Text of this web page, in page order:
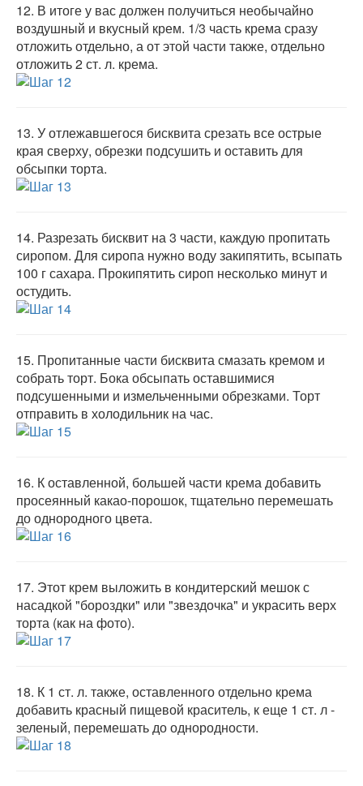
12. В итоге у вас должен получиться необычайно
воздушный и вкусный крем. 1/3 часть крема сразу
отложить отдельно, а от этой части также, отдельно
отложить 2 ст. л. крема.
13. У отлежавшегося бисквита срезать все острые
края сверху, обрезки подсушить и оставить для
обсыпки торта.
14. Разрезать бисквит на 3 части, каждую пропитать
сиропом. Для сиропа нужно воду закипятить, всыпать
100 г сахара. Прокипятить сироп несколько минут и
остудить.
15. Пропитанные части бисквита смазать кремом и
собрать торт. Бока обсыпать оставшимися
подсушенными и измельченными обрезками. Торт
отправить в холодильник на час.
16. К оставленной, большей части крема добавить
просеянный какао-порошок, тщательно перемешать
до однородного цвета.
17. Этот крем выложить в кондитерский мешок с
насадкой "бороздки" или "звездочка" и украсить верх
торта (как на фото).
18. К 1 ст. л. также, оставленного отдельно крема
добавить красный пищевой краситель, к еще 1 ст. л -
зеленый, перемешать до однородности.